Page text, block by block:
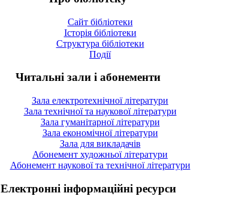
Сайт бібліотеки
Історія бібліотеки
Структура бібліотеки
Події
Читальні зали і абонементи
Зала електротехнічної літератури
Зала технічної та наукової літератури
Зала гуманітарної літератури
Зала економічної літератури
Зала для викладачів
Абонемент художньої літератури
Абонемент наукової та технічної літератури
Електронні інформаційні ресурси